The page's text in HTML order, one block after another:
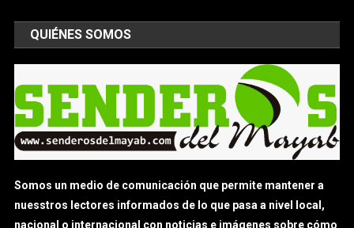
QUIÉNES SOMOS
Somos un medio de comunicación que permite mantener a
nuesstros lectores informados de lo que pasa a nivel local,
nacional o internacional con noticias e imágenes sobre cómo